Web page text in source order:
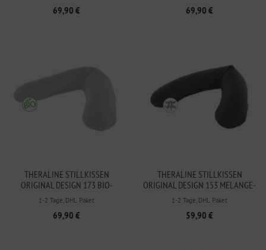
69,90 € 69,90 €
THERALINE STILLKISSEN
ORIGINAL DESIGN 173 BIO-
JERSEY GRAU
1-2 Tage, DHL Paket
69,90 €
THERALINE STILLKISSEN
ORIGINAL DESIGN 153 MELANGE-
ANTHRAZIT, BAMBUS-
KOLLEKTION
1-2 Tage, DHL Paket
59,90 €